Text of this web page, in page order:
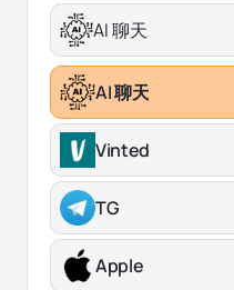
AI 聊天
AI 聊天
Vinted
TG
Apple